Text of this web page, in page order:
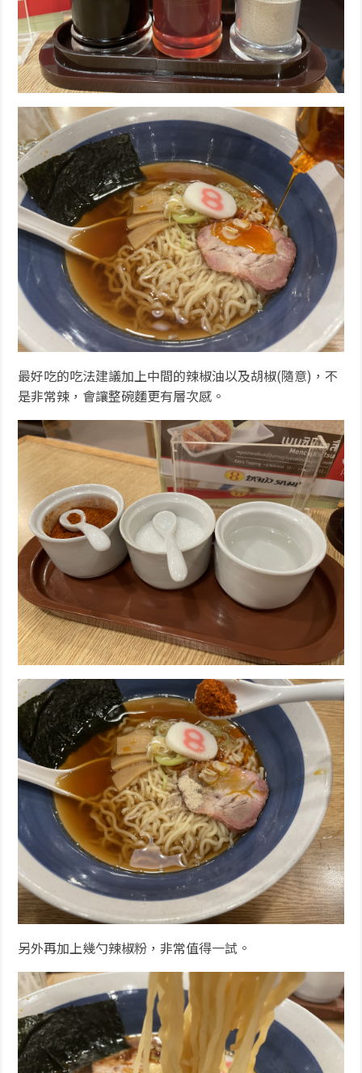
最好吃的吃法建議加上中間的辣椒油以及胡椒(隨意)，不
是非常辣，會讓整碗麵更有層次感。
另外再加上幾勺辣椒粉，非常值得一試。